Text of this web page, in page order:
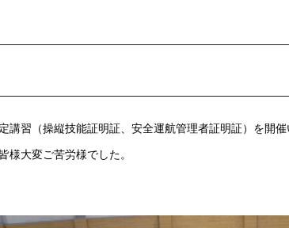
講習（操縦技能証明証、安全運航管理者証明証）を開
様大変ご苦労様でした。